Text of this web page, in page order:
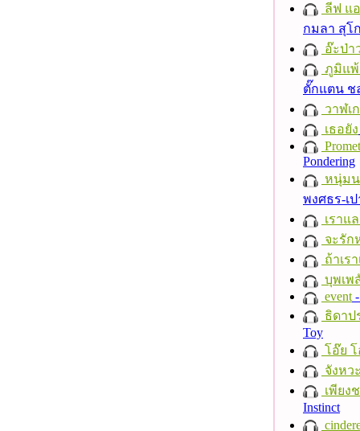
ลีฟ แอ
กมลา สุโ
อ๊ะป่า
ภูมิแพ้
ตั๊กแตน ช
วาฬเ
เธอยัง
Pondering
หนุ่มน
พงศธร-เ
เราแ
จะรัก
ถ้าเร
บุพเพ
event
ธิดาป
Toy
โอ๊ย
จังหว
เพียง
Instinct